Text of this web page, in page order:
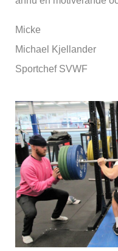
Micke
Michael Kjellander
Sportchef SVWF